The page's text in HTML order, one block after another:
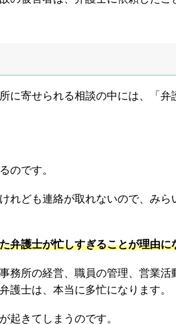
に寄せられる相談の中には、「
のです。
れども連絡が取れないので、み
弁護士が忙しすぎることが理由に
務所の経営、職員の管理、営業
護士は、本当に多忙になります。
起きてしまうのです。